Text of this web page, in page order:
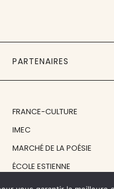
PARTENAIRES
FRANCE-CULTURE
IMEC
MARCHÉ DE LA POÉSIE
ÉCOLE ESTIENNE